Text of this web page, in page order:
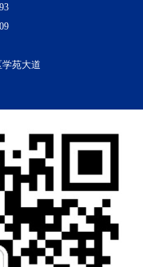
苑大道